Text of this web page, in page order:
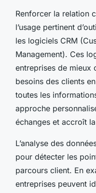
Renforcer la relation
l’usage pertinent
les logiciels CRM
Management). Ces
entreprises de mieux
besoins des clients
toutes les
approche
échanges et accroît
L’analyse des
pour détecter les
parcours client. En
entreprises peuvent